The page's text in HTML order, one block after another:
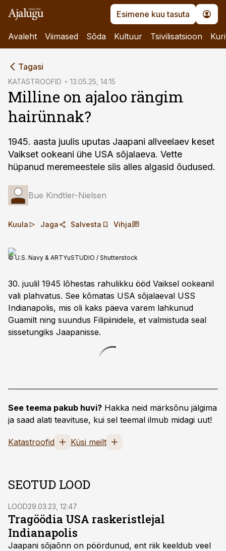
Esimene kuu tasuta
Avaleht Viimased Sõda Kultuur Tsivilisatsioon
Tagasi
KATASTROOFID 13.05.25, 14:15
Milline on ajaloo rängim
hairünnak?
1945. aasta juulis uputas Jaapani allveelaev keset
Vaikset ookeani ühe USA sõjalaeva. Vette
hüpanud meremeestele siis alles algasid õudused.
Bue Kindtler-Nielsen
Kuula Jaga Salvesta Vihja
© U.S. Navy & ARTYuSTUDIO / Shutterstock
30. juulil 1945 lõhestas rahulikku ööd Vaiksel ookeanil
vali plahvatus. See kõmatas USA sõjalaeval USS
Indianapolis, mis oli kaks päeva varem lahkunud
Guamilt ning suundus Filipiinidele, et valmistuda seal
sissetungiks Jaapanisse.
See teema pakub huvi? Hakka neid märksõnu jälgima
ja saad alati teavituse, kui sel teemal ilmub midagi uut!
Katastroofid Küsi meilt
SEOTUD LOOD
LOOD29.03.23, 12:47
Tragöödia USA raskeristlejal
Indianapolis
Jaapani sõjaõnn on pöördunud, ent riik keeldub veel